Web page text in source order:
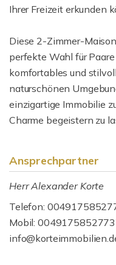
Ihrer Freizeit erkunden
Diese 2-Zimmer-
perfekte Wahl für
komfortables und
naturschönen
einzigartige Immobilie
Charme begeistern zu
Ansprechpartner
Herr Alexander Korte
Telefon:
Mobil: